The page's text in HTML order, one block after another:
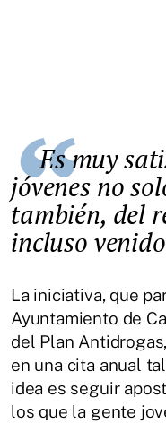
Es muy satisfactorio que haya
jóvenes no
también, del
incluso
La iniciativa, que
Ayuntamiento de
del Plan
en una cita anual
idea es seguir
los que la gente